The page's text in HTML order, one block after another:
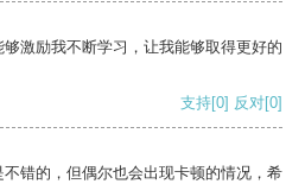
激励我不断学习，让我能够取得更好的
支持[0] 反对[0]
错的，但偶尔也会出现卡顿的情况，希